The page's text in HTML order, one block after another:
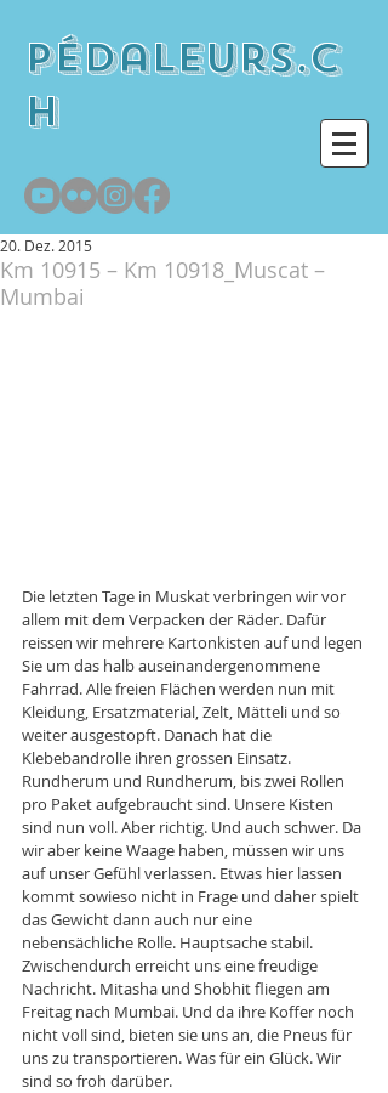
pédaleurs.c
h
Km 10915 – Km 10918_Muscat –
Mumbai
20. Dez. 2015
Die letzten Tage in Muskat verbringen wir vor
allem mit dem Verpacken der Räder. Dafür
reissen wir mehrere Kartonkisten auf und legen
Sie um das halb auseinandergenommene
Fahrrad. Alle freien Flächen werden nun mit
Kleidung, Ersatzmaterial, Zelt, Mätteli und so
weiter ausgestopft. Danach hat die
Klebebandrolle ihren grossen Einsatz.
Rundherum und Rundherum, bis zwei Rollen
pro Paket aufgebraucht sind. Unsere Kisten
sind nun voll. Aber richtig. Und auch schwer. Da
wir aber keine Waage haben, müssen wir uns
auf unser Gefühl verlassen. Etwas hier lassen
kommt sowieso nicht in Frage und daher spielt
das Gewicht dann auch nur eine
nebensächliche Rolle. Hauptsache stabil.
Zwischendurch erreicht uns eine freudige
Nachricht. Mitasha und Shobhit fliegen am
Freitag nach Mumbai. Und da ihre Koffer noch
nicht voll sind, bieten sie uns an, die Pneus für
uns zu transportieren. Was für ein Glück. Wir
sind so froh darüber.